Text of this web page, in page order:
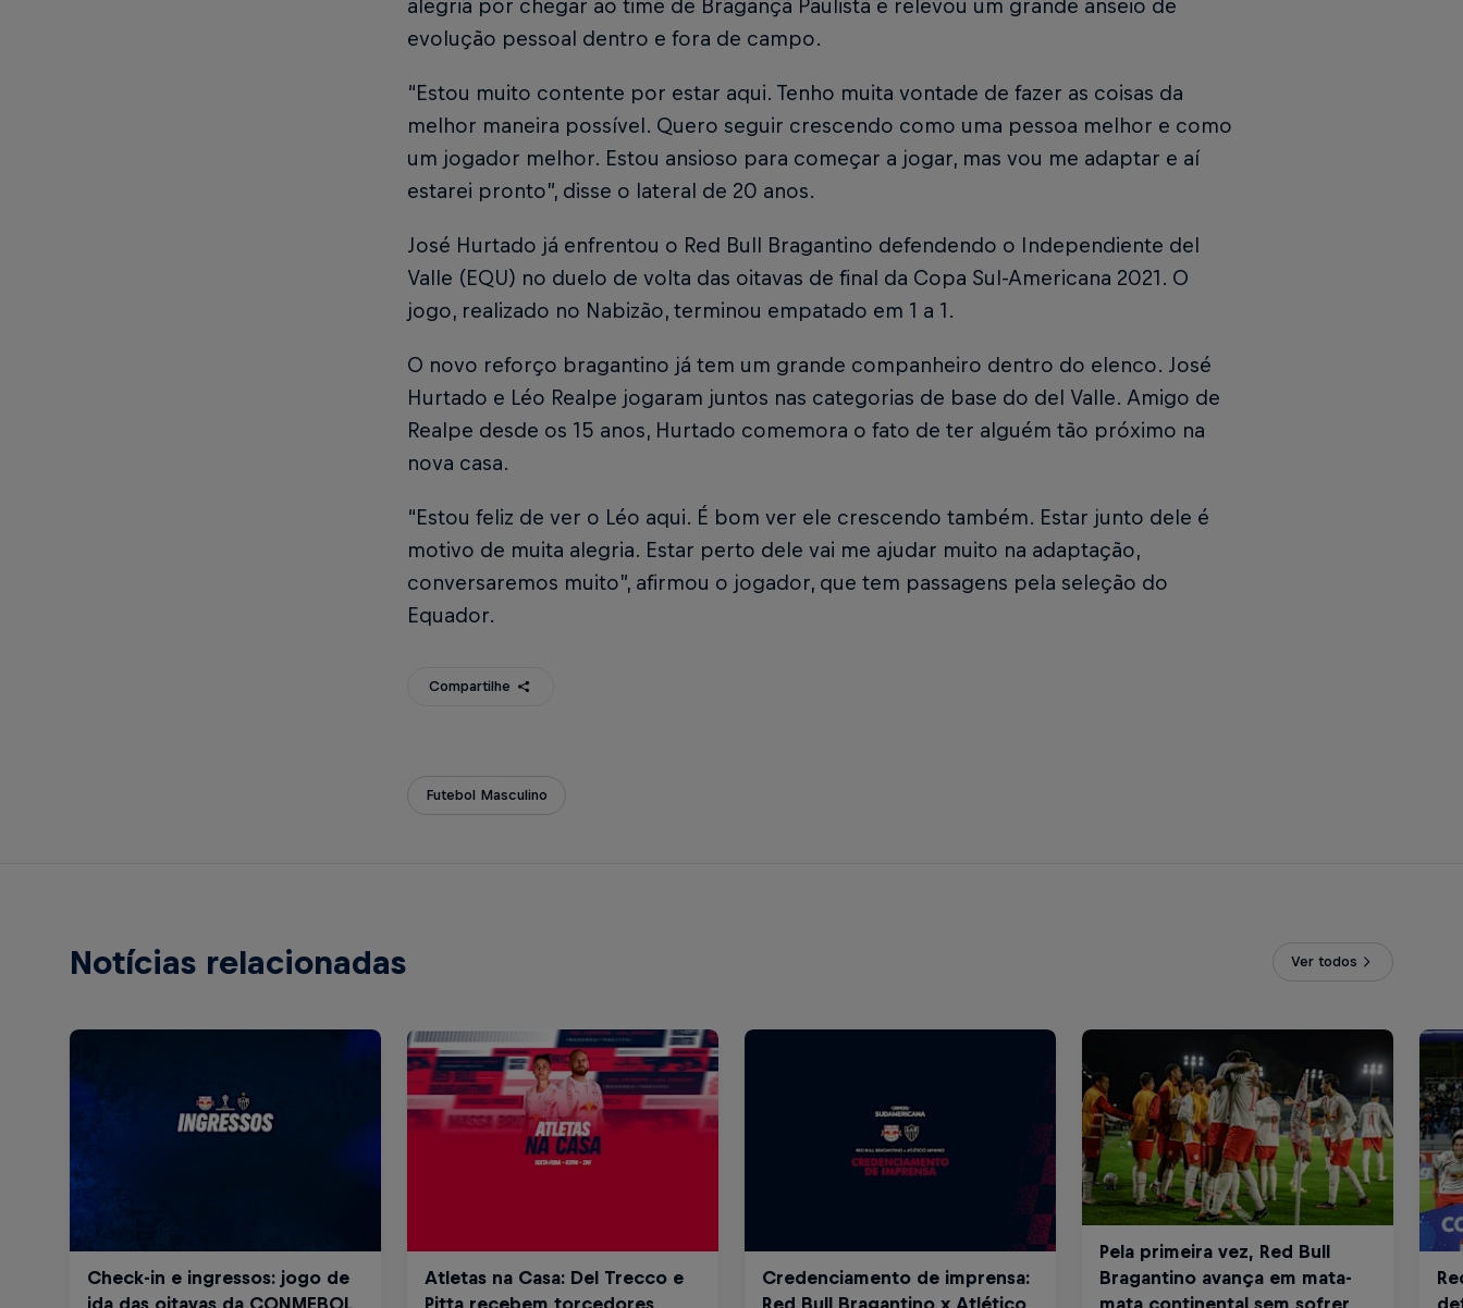
alegria por chegar ao time de Bragança Paulista e relevou um grande anseio de
evolução pessoal dentro e fora de campo.
“Estou muito contente por estar aqui. Tenho muita vontade de fazer as coisas da
melhor maneira possível. Quero seguir crescendo como uma pessoa melhor e como
um jogador melhor. Estou ansioso para começar a jogar, mas vou me adaptar e aí
estarei pronto”, disse o lateral de 20 anos.
José Hurtado já enfrentou o Red Bull Bragantino defendendo o Independiente del
Valle (EQU) no duelo de volta das oitavas de final da Copa Sul-Americana 2021. O
jogo, realizado no Nabizão, terminou empatado em 1 a 1.
O novo reforço bragantino já tem um grande companheiro dentro do elenco. José
Hurtado e Léo Realpe jogaram juntos nas categorias de base do del Valle. Amigo de
Realpe desde os 15 anos, Hurtado comemora o fato de ter alguém tão próximo na
nova casa.
“Estou feliz de ver o Léo aqui. É bom ver ele crescendo também. Estar junto dele é
motivo de muita alegria. Estar perto dele vai me ajudar muito na adaptação,
conversaremos muito”, afirmou o jogador, que tem passagens pela seleção do
Equador.
Compartilhe
Futebol Masculino
Notícias relacionadas Ver todos